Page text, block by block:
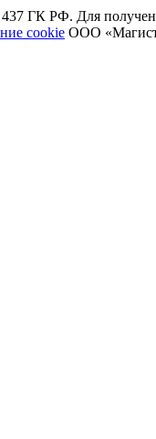
437 ГК РФ. Для
сookie ООО